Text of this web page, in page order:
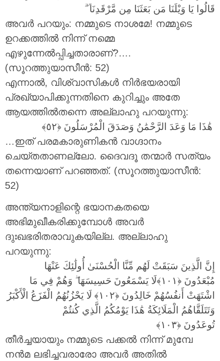
قَالُوا يَا وَيْلَنَا مَن بَعَثَنَا مِن مَّرْقَدِنَاۜۗ
അവർ പറയും: നമ്മുടെ നാശമേ! നമ്മുടെ
ഉറക്കത്തിൽ നിന്ന് നമ്മെ
എഴുന്നേൽപ്പിച്ചതാരാണ്?….
(സൂറത്തുയാസീൻ: 52)
എന്നാൽ, വിശ്വാസികൾ നിർഭയരായി
പ്രഖ്യാപിക്കുന്നതിനെ കുറിച്ചും അതേ
ആയത്തിൽതന്നെ അല്ലാഹു പറയുന്നു:
هَٰذَا مَا وَعَدَ الرَّحْمَٰنُ وَصَدَقَ الْمُرْسَلُونَ
…ഇത് പരമകാരുണികൻ വാഗ്ദാനം
ചെയ്തതാണല്ലോ. ദൈവദൂ തന്മാർ സത്യം
തന്നെയാണ് പറഞ്ഞത്. (സൂറത്തുയാസീൻ:
52)
അന്ത്യനാളിന്റെ ഭയാനകതയെ
അഭിമുഖീകരിക്കുമ്പോൾ അവർ
ദുഃഖഭരിതരാവുകയില്ല. അല്ലാഹു
പറയുന്നു:
إِنَّ الَّذِينَ سَبَقَتْ لَهُم مِّنَّا الْحُسْنَىٰ أُولَٰئِكَ عَنْهَا
مُبْعَدُونَ
لَا يَسْمَعُونَ حَسِيسَهَاۖ وَهُمْ فِي مَا
اشْتَهَتْ أَنفُسُهُمْ خَالِدُونَ
لَا يَحْزُنُهُمُ الْفَزَعُ الْأَكْبَرُ
وَتَتَلَقَّاهُمُ الْمَلَائِكَةُ هَٰذَا يَوْمُكُمُ الَّذِي كُنتُمْ
تُوعَدُونَ
തീർച്ചയായും നമ്മുടെ പക്കൽ നിന്ന് മുമ്പേ
നൻമ ലഭിച്ചവരാരോ അവർ അതിൽ